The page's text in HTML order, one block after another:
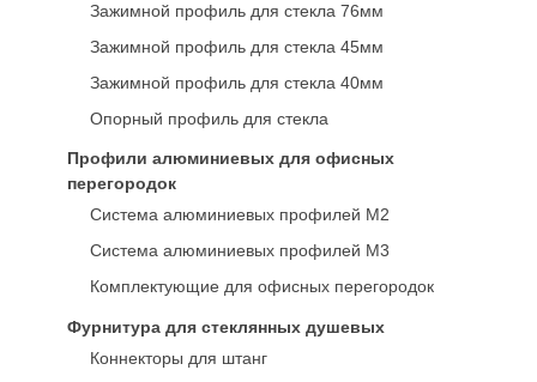
Зажимной профиль для стекла 76мм
Зажимной профиль для стекла 45мм
Зажимной профиль для стекла 40мм
Опорный профиль для стекла
Профили алюминиевых для офисных
перегородок
Система алюминиевых профилей M2
Система алюминиевых профилей M3
Комплектующие для офисных перегородок
Фурнитура для стеклянных душевых
Коннекторы для штанг